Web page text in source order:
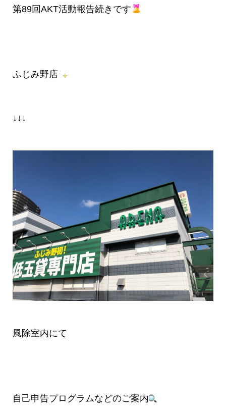
第89回AKT活動報告続きです
ふじみ野店
↓↓↓
風除室内にて
自己申告プログラムなどのご案内